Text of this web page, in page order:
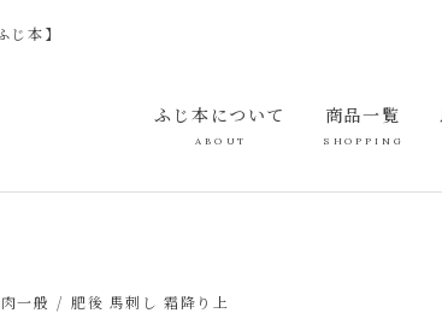
本】
ふじ本について 商品一覧
一般 肥後 馬刺し 霜降り上